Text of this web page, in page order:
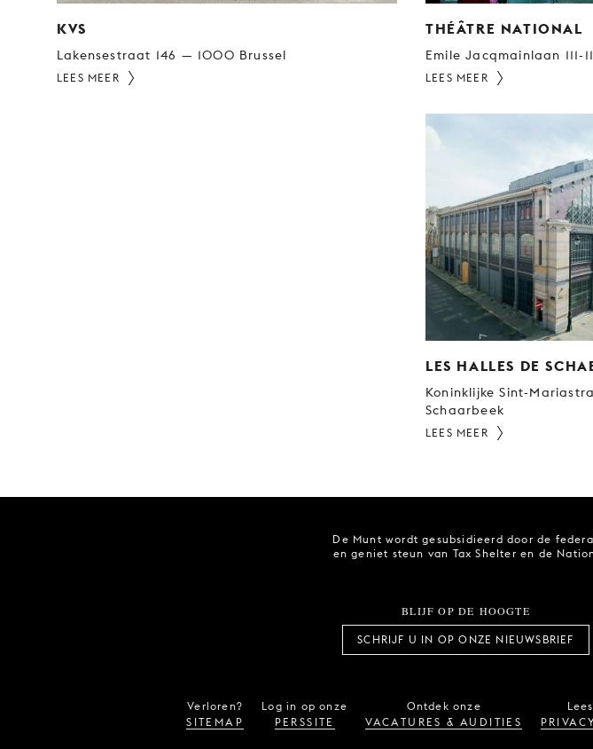
KVS
Lakensestraat 146 — 1000 Brussel
LEES MEER
THÉÂTRE NATIONAL
Emile Jacqmainlaan 111-
LEES MEER
LES HALLES DE
Koninklijke Sint-
Schaarbeek
LEES MEER
De Munt wordt gesubsidieerd door de
en geniet steun van Tax Shelter en de
BLIJF OP DE HOOGTE
SCHRIJF U IN OP ONZE NIEUWSBRIEF
Verloren?
SITEMAP
Log in op onze
PERSSITE
Ontdek onze
VACATURES & AUDITIES